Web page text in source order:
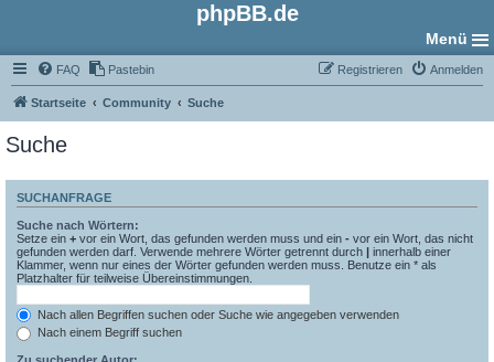
phpBB.de
Menü
FAQ Pastebin Anmelden
Registrieren
Startseite Community Suche
Suche
SUCHANFRAGE
Suche nach Wörtern:
Setze ein + vor ein Wort, das gefunden werden muss und ein - vor ein Wort, das nicht
gefunden werden darf. Verwende mehrere Wörter getrennt durch | innerhalb einer
Klammer, wenn nur eines der Wörter gefunden werden muss. Benutze ein * als
Platzhalter für teilweise Übereinstimmungen.
Nach allen Begriffen suchen oder Suche wie angegeben verwenden
Nach einem Begriff suchen